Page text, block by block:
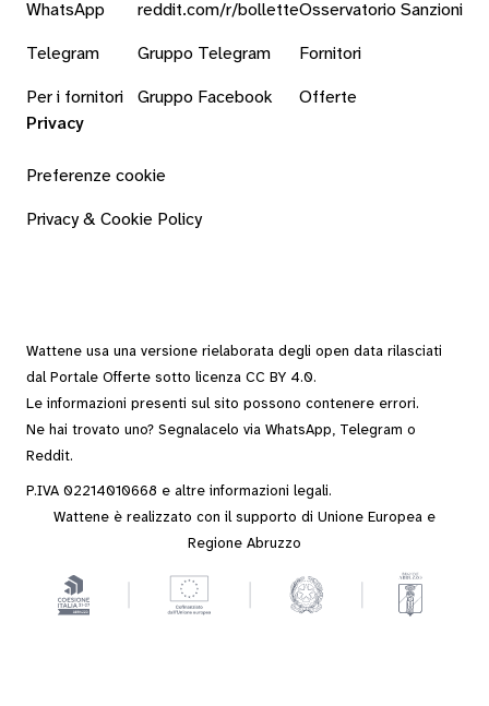
WhatsApp
Telegram
Per i fornitori
reddit.com/r/bollette
Gruppo Telegram
Gruppo Facebook
Osservatorio Sanzioni
Fornitori
Offerte
Privacy
Preferenze cookie
Privacy & Cookie Policy
Wattene usa una versione rielaborata degli open data rilasciati
dal Portale Offerte sotto licenza CC BY 4.0.
Le informazioni presenti sul sito possono contenere errori.
Ne hai trovato uno? Segnalacelo via WhatsApp, Telegram o
Reddit.
P.IVA 02214010668 e altre informazioni legali.
Wattene è realizzato con il supporto di Unione Europea e
Regione Abruzzo